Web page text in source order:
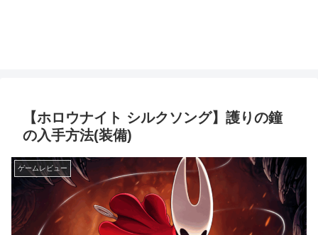
【ホロウナイト シルクソング】護りの鐘
の入手方法(装備)
ゲームレビュー